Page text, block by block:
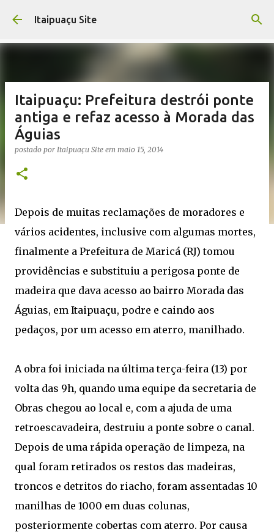
Pular para o conteúdo principal
Itaipuaçu Site
Itaipuaçu: Prefeitura destrói ponte
antiga e refaz acesso à Morada das
Águias
postado por Itaipuaçu Site em maio 15, 2014
Depois de muitas reclamações de moradores e
vários acidentes, inclusive com algumas mortes,
finalmente a Prefeitura de Maricá (RJ) tomou
providências e substituiu a perigosa ponte de
madeira que dava acesso ao bairro Morada das
Águias, em Itaipuaçu, podre e caindo aos
pedaços, por um acesso em aterro, manilhado.
A obra foi iniciada na última terça-feira (13) por
volta das 9h, quando uma equipe da secretaria de
Obras chegou ao local e, com a ajuda de uma
retroescavadeira, destruiu a ponte sobre o canal.
Depois de uma rápida operação de limpeza, na
qual foram retirados os restos das madeiras,
troncos e detritos do riacho, foram assentadas 10
manilhas de 1000 em duas colunas,
posteriormente cobertas com aterro. Por causa